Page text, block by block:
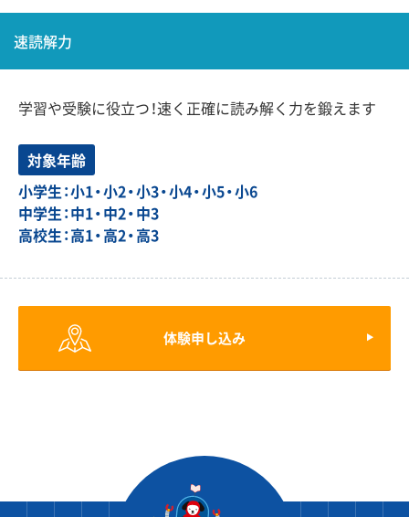
速読解力
学習や受験に役立つ！速く正確に読み解く力を鍛えます
対象年齢
小学生：小1・小2・小3・小4・小5・小6
中学生：中1・中2・中3
高校生：高1・高2・高3
体験申し込み